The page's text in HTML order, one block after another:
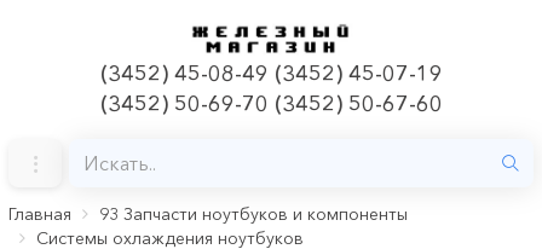
(3452) 45-08-49 (3452) 45-07-19
(3452) 50-69-70 (3452) 50-67-60
Главная
93 Запчасти ноутбуков и компоненты
Системы охлаждения ноутбуков